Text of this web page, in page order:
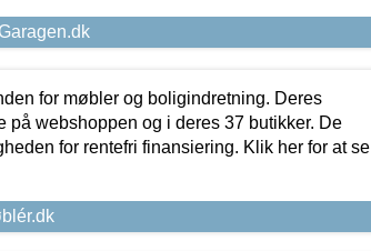
for møbler og boligindretning. Deres
på webshoppen og i deres 37 butikker. De
for rentefri finansiering. Klik her for at se